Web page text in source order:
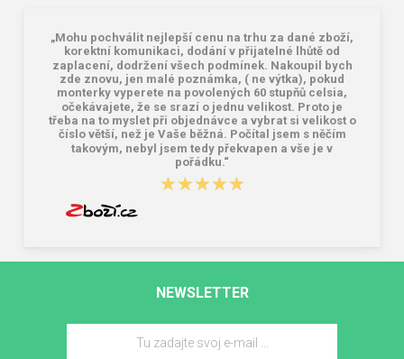
„Mohu pochválit nejlepší cenu na trhu za dané zboží,
korektní komunikaci, dodání v přijatelné lhůtě od
zaplacení, dodržení všech podmínek. Nakoupil bych
zde znovu, jen malé poznámka, ( ne výtka), pokud
monterky vyperete na povolených 60 stupňů celsia,
očekávajete, že se srazí o jednu velikost. Proto je
třeba na to myslet při objednávce a vybrat si velikost o
číslo větší, než je Vaše běžná. Počítal jsem s něčím
takovým, nebyl jsem tedy překvapen a vše je v
pořádku.“
★★★★★
★★★★★
NEWSLETTER